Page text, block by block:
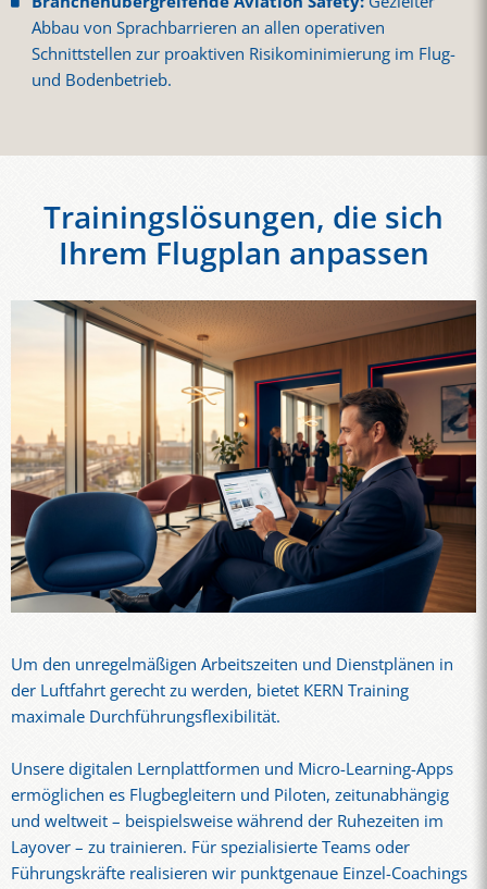
Abbau von Sprachbarrieren an allen operativen
Schnittstellen zur proaktiven Risikominimierung im Flug-
und Bodenbetrieb.
Trainingslösungen, die sich
Ihrem Flugplan anpassen
Um den unregelmäßigen Arbeitszeiten und Dienstplänen in
der Luftfahrt gerecht zu werden, bietet KERN Training
maximale Durchführungsflexibilität.
Unsere digitalen Lernplattformen und Micro-Learning-Apps
ermöglichen es Flugbegleitern und Piloten, zeitunabhängig
und weltweit – beispielsweise während der Ruhezeiten im
Layover – zu trainieren. Für spezialisierte Teams oder
Führungskräfte realisieren wir punktgenaue Einzel-Coachings